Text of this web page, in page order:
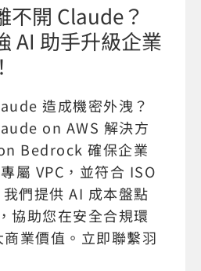
不開 Claude？
AI 助手升級企業
造成機密外洩？
on AWS 解決方
Bedrock 確保企業
屬 VPC，並符合 ISO
們提供 AI 成本盤點
協助您在安全合規環
業價值。立即聯繫羽